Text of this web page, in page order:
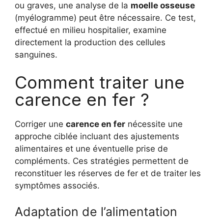
ou graves, une analyse de la moelle osseuse
(myélogramme) peut être nécessaire. Ce test,
effectué en milieu hospitalier, examine
directement la production des cellules
sanguines.
Comment traiter une
carence en fer ?
Corriger une carence en fer nécessite une
approche ciblée incluant des ajustements
alimentaires et une éventuelle prise de
compléments. Ces stratégies permettent de
reconstituer les réserves de fer et de traiter les
symptômes associés.
Adaptation de l’alimentation